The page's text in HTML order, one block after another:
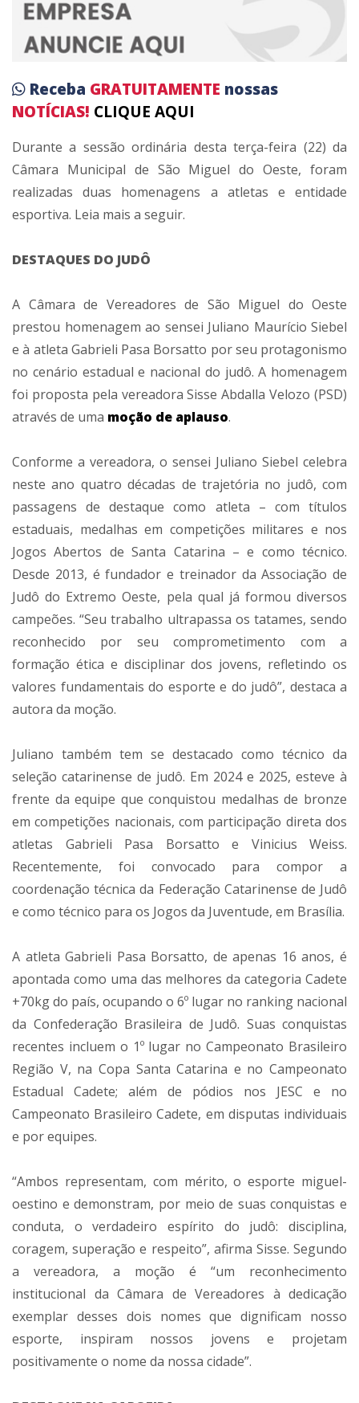
Receba GRATUITAMENTE nossas
NOTÍCIAS! CLIQUE AQUI
Durante a sessão ordinária desta terça-feira (22) da
Câmara Municipal de São Miguel do Oeste, foram
realizadas duas homenagens a atletas e entidade
esportiva. Leia mais a seguir.
DESTAQUES DO JUDÔ
A Câmara de Vereadores de São Miguel do Oeste
prestou homenagem ao sensei Juliano Maurício Siebel
e à atleta Gabrieli Pasa Borsatto por seu protagonismo
no cenário estadual e nacional do judô. A homenagem
foi proposta pela vereadora Sisse Abdalla Velozo (PSD)
através de uma moção de aplauso.
Conforme a vereadora, o sensei Juliano Siebel celebra
neste ano quatro décadas de trajetória no judô, com
passagens de destaque como atleta – com títulos
estaduais, medalhas em competições militares e nos
Jogos Abertos de Santa Catarina – e como técnico.
Desde 2013, é fundador e treinador da Associação de
Judô do Extremo Oeste, pela qual já formou diversos
campeões. “Seu trabalho ultrapassa os tatames, sendo
reconhecido por seu comprometimento com a
formação ética e disciplinar dos jovens, refletindo os
valores fundamentais do esporte e do judô”, destaca a
autora da moção.
Juliano também tem se destacado como técnico da
seleção catarinense de judô. Em 2024 e 2025, esteve à
frente da equipe que conquistou medalhas de bronze
em competições nacionais, com participação direta dos
atletas Gabrieli Pasa Borsatto e Vinicius Weiss.
Recentemente, foi convocado para compor a
coordenação técnica da Federação Catarinense de Judô
e como técnico para os Jogos da Juventude, em Brasília.
A atleta Gabrieli Pasa Borsatto, de apenas 16 anos, é
apontada como uma das melhores da categoria Cadete
+70kg do país, ocupando o 6º lugar no ranking nacional
da Confederação Brasileira de Judô. Suas conquistas
recentes incluem o 1º lugar no Campeonato Brasileiro
Região V, na Copa Santa Catarina e no Campeonato
Estadual Cadete; além de pódios nos JESC e no
Campeonato Brasileiro Cadete, em disputas individuais
e por equipes.
“Ambos representam, com mérito, o esporte miguel-
oestino e demonstram, por meio de suas conquistas e
conduta, o verdadeiro espírito do judô: disciplina,
coragem, superação e respeito”, afirma Sisse. Segundo
a vereadora, a moção é “um reconhecimento
institucional da Câmara de Vereadores à dedicação
exemplar desses dois nomes que dignificam nosso
esporte, inspiram nossos jovens e projetam
positivamente o nome da nossa cidade”.